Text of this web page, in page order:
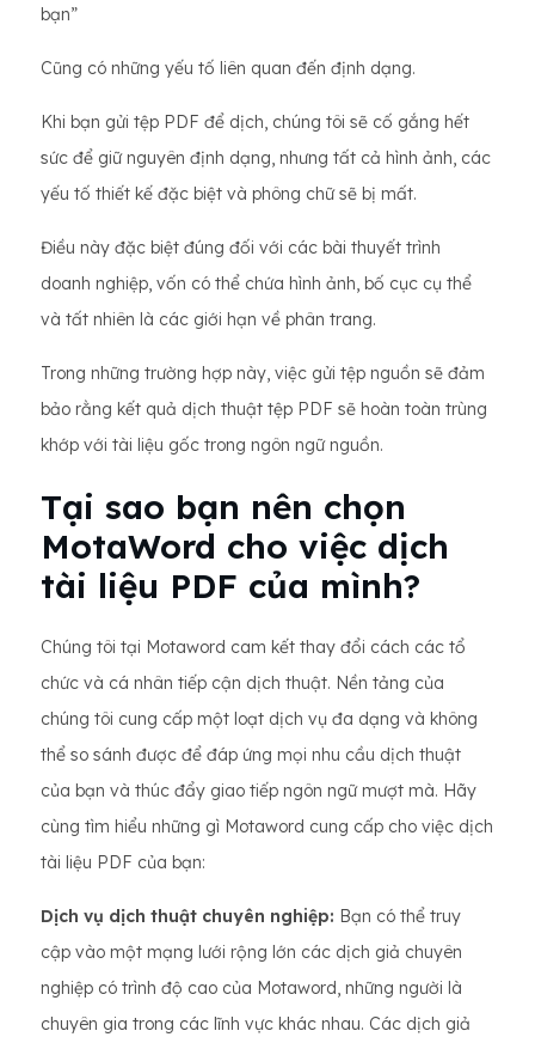
bạn”
Cũng có những yếu tố liên quan đến định dạng.
Khi bạn gửi tệp PDF để dịch, chúng tôi sẽ cố gắng hết
sức để giữ nguyên định dạng, nhưng tất cả hình ảnh, các
yếu tố thiết kế đặc biệt và phông chữ sẽ bị mất.
Điều này đặc biệt đúng đối với các bài thuyết trình
doanh nghiệp, vốn có thể chứa hình ảnh, bố cục cụ thể
và tất nhiên là các giới hạn về phân trang.
Trong những trường hợp này, việc gửi tệp nguồn sẽ đảm
bảo rằng kết quả dịch thuật tệp PDF sẽ hoàn toàn trùng
khớp với tài liệu gốc trong ngôn ngữ nguồn.
Tại sao bạn nên chọn
MotaWord cho việc dịch
tài liệu PDF của mình?
Chúng tôi tại Motaword cam kết thay đổi cách các tổ
chức và cá nhân tiếp cận dịch thuật. Nền tảng của
chúng tôi cung cấp một loạt dịch vụ đa dạng và không
thể so sánh được để đáp ứng mọi nhu cầu dịch thuật
của bạn và thúc đẩy giao tiếp ngôn ngữ mượt mà. Hãy
cùng tìm hiểu những gì Motaword cung cấp cho việc dịch
tài liệu PDF của bạn:
Dịch vụ dịch thuật chuyên nghiệp: Bạn có thể truy
cập vào một mạng lưới rộng lớn các dịch giả chuyên
nghiệp có trình độ cao của Motaword, những người là
chuyên gia trong các lĩnh vực khác nhau. Các dịch giả